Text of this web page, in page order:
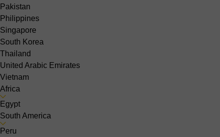
Pakistan
Philippines
Singapore
South Korea
Thailand
United Arabic Emirates
Vietnam
Africa
Egypt
South America
Peru